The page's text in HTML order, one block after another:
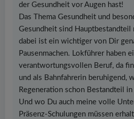
der Gesundheit vor Augen hast!
Das Thema Gesundheit und
Gesundheit sind Hauptbestandteil
dabei ist ein wichtiger von Dir
Pausenmachen. Lokführer haben
verantwortungsvollen Beruf, da
und als Bahnfahrerin beruhigend,
Regeneration schon Bestandteil
Und wo Du auch meine volle
Präsenz-Schulungen müssen